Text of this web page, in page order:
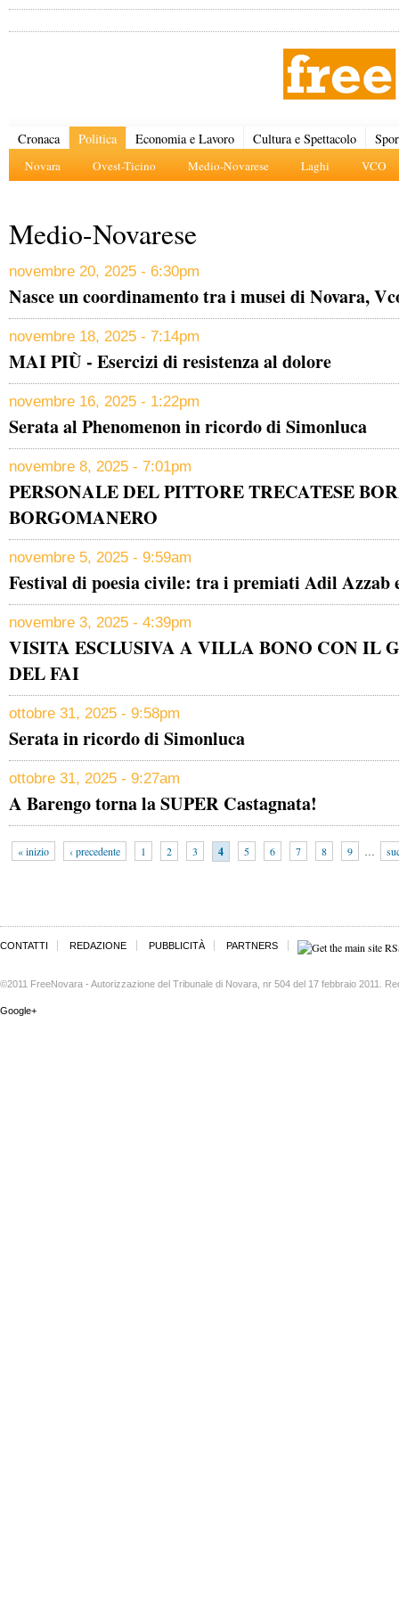
Cronaca Politica
Novara Ovest-Ticino Medio-Novarese Laghi VCO
Economia e Lavoro Cultura e Spettacolo
Medio-Novarese
novembre 20, 2025 - 6:30pm
Nasce un coordinamento tra i musei di Novara,
novembre 18, 2025 - 7:14pm
MAI PIÙ - Esercizi di resistenza al dolore
novembre 16, 2025 - 1:22pm
Serata al Phenomenon in ricordo di Simonluca
novembre 8, 2025 - 7:01pm
PERSONALE DEL PITTORE TRECATESE
BORGOMANERO
novembre 5, 2025 - 9:59am
Festival di poesia civile: tra i premiati Adil Azzab
novembre 3, 2025 - 4:39pm
VISITA ESCLUSIVA A VILLA BONO CON IL
DEL FAI
ottobre 31, 2025 - 9:58pm
Serata in ricordo di Simonluca
ottobre 31, 2025 - 9:27am
A Barengo torna la SUPER Castagnata!
« inizio ‹ precedente 1 2 3 4 5 6 7 8 9 …
CONTATTI REDAZIONE PUBBLICITÀ PARTNERS
©2011 FreeNovara - Autorizzazione del Tribunale di Novara, nr 504 del 17 febbraio 2011.
Google+